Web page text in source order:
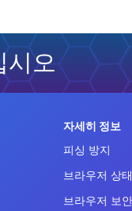
시오
자세히 정보
피싱 방지
브라우저 상
브라우저 보안